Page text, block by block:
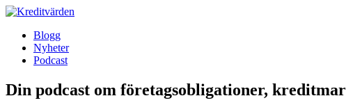
Blogg
Nyheter
Podcast
Din podcast om företagsobligationer,